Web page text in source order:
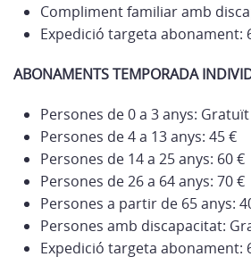
Compliment familiar amb
Expedició targeta abonament:
ABONAMENTS TEMPORADA
Persones de 0 a 3 anys: Gratuït
Persones de 4 a 13 anys: 45 €
Persones de 14 a 25 anys: 60 €
Persones de 26 a 64 anys: 70 €
Persones a partir de 65 anys:
Persones amb discapacitat:
Expedició targeta abonament: